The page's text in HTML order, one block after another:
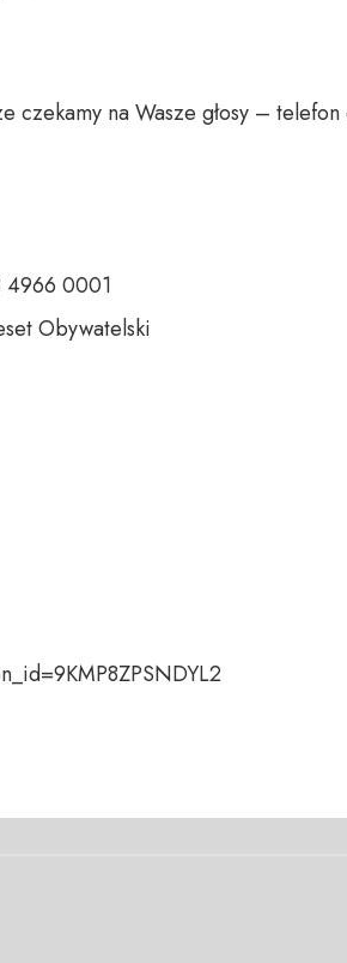
czekamy na Wasze głosy –
4966 0001
Obywatelski